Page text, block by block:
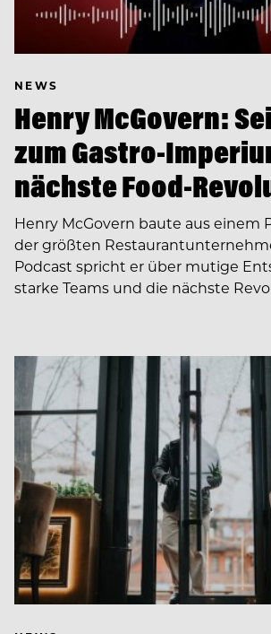
NEWS
Henry McGovern:
zum Gastro-
nächste Food-
Henry McGovern baute aus einem
der größten
Podcast spricht er über mutige
starke Teams und die nächste